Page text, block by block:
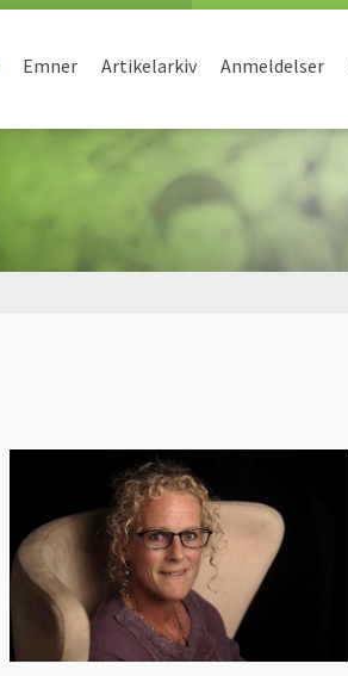
Emner Artikelarkiv Anmeldelser